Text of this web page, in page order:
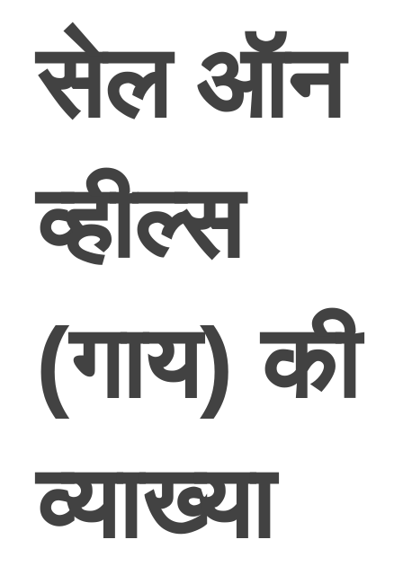
सेल ऑन
व्हील्स
(गाय) की
व्याख्या